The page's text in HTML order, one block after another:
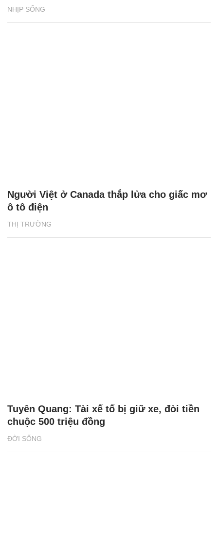
NHỊP SỐNG
THỊ TRƯỜNG
Người Việt ở Canada thắp lửa cho giấc mơ
ô tô điện
ĐỜI SỐNG
Tuyên Quang: Tài xế tố bị giữ xe, đòi tiền
chuộc 500 triệu đồng